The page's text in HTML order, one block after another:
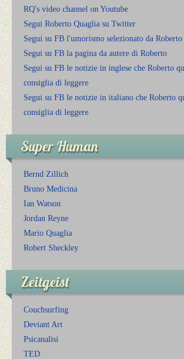
RQ's video channel on Youtube
Segui Roberto Quaglia su Twitter
Segui su FB l'umorismo selezionato da Roberto
Segui su FB la pagina da autere di Roberto
Segui su FB le notizie in inglese che Roberto
consiglia di leggere
Segui su FB le notizie in italiano che Roberto
consiglia di leggere
Super Human
Bernd Zillich
Bruno Medicina
Ian Watson
Jordan Reyne
Mario Quaglia
Robert Sheckley
Zeitgeist
Couchsurfing
Deviant Art
Psicanalisi
TED